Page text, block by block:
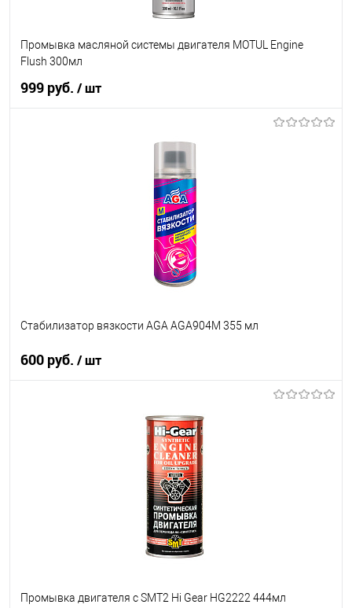
Промывка масляной системы двигателя MOTUL Engine
Flush 300мл
999 руб. / шт
Стабилизатор вязкости AGA AGA904M 355 мл
600 руб. / шт
Промывка двигателя c SMT2 Hi Gear HG2222 444мл